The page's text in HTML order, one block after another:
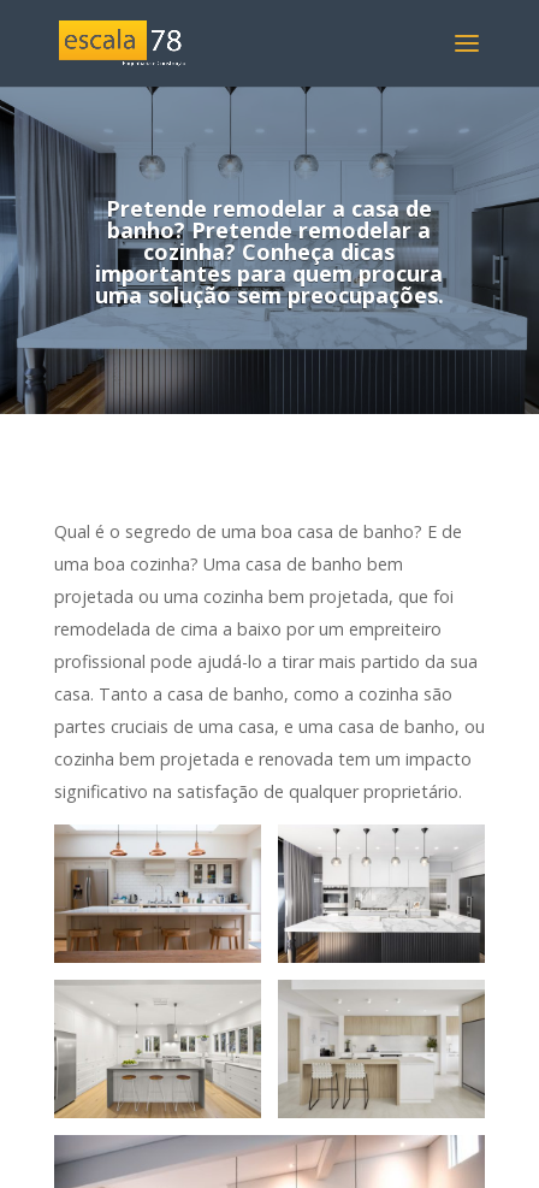
Pretende remodelar a casa de
banho? Pretende remodelar a
cozinha? Conheça dicas
importantes para quem procura
uma solução sem preocupações.
Qual é o segredo de uma boa casa de banho? E de
uma boa cozinha? Uma casa de banho bem
projetada ou uma cozinha bem projetada, que foi
remodelada de cima a baixo por um empreiteiro
profissional pode ajudá-lo a tirar mais partido da sua
casa. Tanto a casa de banho, como a cozinha são
partes cruciais de uma casa, e uma casa de banho, ou
cozinha bem projetada e renovada tem um impacto
significativo na satisfação de qualquer proprietário.